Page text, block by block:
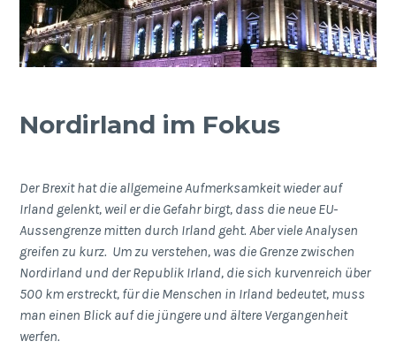
Nordirland im Fokus
Der Brexit hat die allgemeine Aufmerksamkeit wieder auf
Irland gelenkt, weil er die Gefahr birgt, dass die neue EU-
Aussengrenze mitten durch Irland geht. Aber viele Analysen
greifen zu kurz. Um zu verstehen, was die Grenze zwischen
Nordirland und der Republik Irland, die sich kurvenreich über
500 km erstreckt, für die Menschen in Irland bedeutet, muss
man einen Blick auf die jüngere und ältere Vergangenheit
werfen.